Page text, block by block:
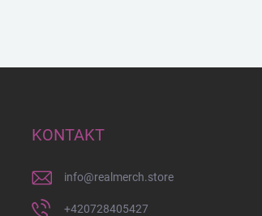
KONTAKT
info@realmerch.store
+420728405427